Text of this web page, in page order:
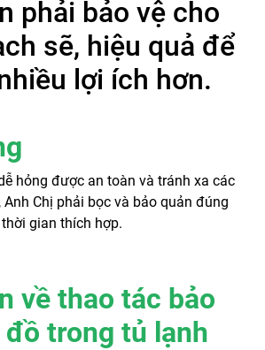
phải bảo vệ cho
sẽ, hiệu quả để
lợi ích hơn.
hỏng được an toàn và tránh xa các
Chị phải bọc và bảo quản đúng
gian thích hợp.
về thao tác bảo
trong tủ lạnh